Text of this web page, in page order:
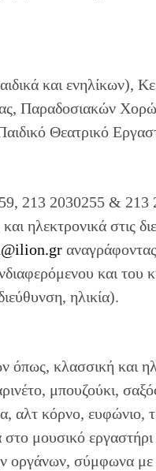
και ενηλίκων),
Παραδοσιακών
Θεατρικό
213 2030255 & 213
ηλεκτρονικά στις
και
ηλικία).
κλασσική και
μπουζούκι,
αλτ κόρνο,
μουσικό
οργάνων, σύμφωνα με